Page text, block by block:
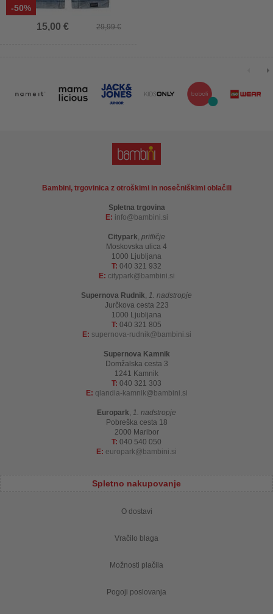
-50%
29,99 €
15,00 €
Bambini, trgovinica z otroškimi in nosečniškimi oblačili
Spletna trgovina
E: info bambini.si
Citypark, pritličje
Moskovska ulica 4
1000 Ljubljana
T: 040 321 932
E: citypark bambini.si
Supernova Rudnik, 1. nadstropje
Jurčkova cesta 223
1000 Ljubljana
T: 040 321 805
E: supernova-rudnik bambini.si
Supernova Kamnik
Domžalska cesta 3
1241 Kamnik
T: 040 321 303
E: qlandia-kamnik bambini.si
Europark, 1. nadstropje
Pobreška cesta 18
2000 Maribor
T: 040 540 050
E: europark bambini.si
Spletno nakupovanje
O dostavi
Vračilo blaga
Možnosti plačila
Pogoji poslovanja